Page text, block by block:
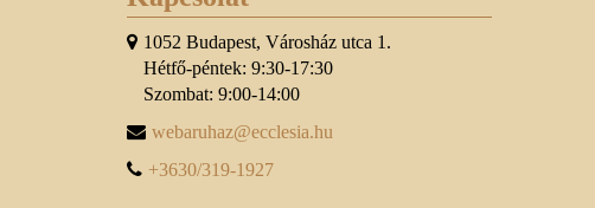
1052 Budapest, Városház utca 1.
Hétfő-péntek: 9:30-17:30
Szombat: 9:00-14:00
webaruhaz@ecclesia.hu
+3630/319-1927